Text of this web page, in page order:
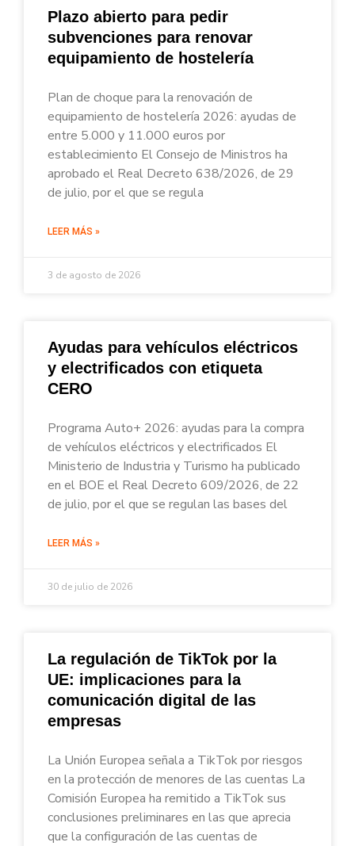
Plazo abierto para pedir
subvenciones para renovar
equipamiento de hostelería
Plan de choque para la renovación de
equipamiento de hostelería 2026: ayudas de
entre 5.000 y 11.000 euros por
establecimiento El Consejo de Ministros ha
aprobado el Real Decreto 638/2026, de 29
de julio, por el que se regula
LEER MÁS »
3 de agosto de 2026
Ayudas para vehículos eléctricos
y electrificados con etiqueta
CERO
Programa Auto+ 2026: ayudas para la compra
de vehículos eléctricos y electrificados El
Ministerio de Industria y Turismo ha publicado
en el BOE el Real Decreto 609/2026, de 22
de julio, por el que se regulan las bases del
LEER MÁS »
30 de julio de 2026
La regulación de TikTok por la
UE: implicaciones para la
comunicación digital de las
empresas
La Unión Europea señala a TikTok por riesgos
en la protección de menores de las cuentas La
Comisión Europea ha remitido a TikTok sus
conclusiones preliminares en las que aprecia
que la configuración de las cuentas de